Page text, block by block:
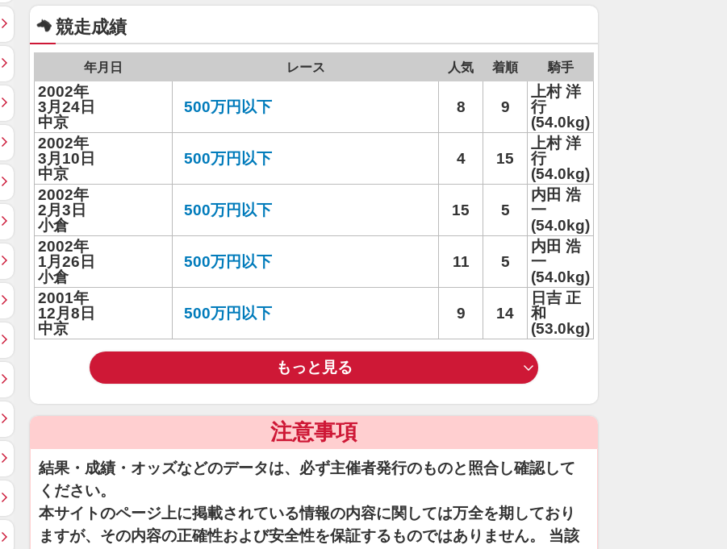
競走成績
年月日 レース 人気 着順 騎手
2002年
3月24日
中京
500万円以下 8 9
上村 洋
行
(54.0kg)
2002年
3月10日
中京
500万円以下 4 15
上村 洋
行
(54.0kg)
2002年
2月3日
小倉
500万円以下 15 5
内田 浩
一
(54.0kg)
2002年
1月26日
小倉
500万円以下 11 5
内田 浩
一
(54.0kg)
2001年
12月8日
中京
500万円以下 9 14
日吉 正
和
(53.0kg)
もっと見る
注意事項
結果・成績・オッズなどのデータは、必ず主催者発行のものと照合し確認して
ください。
本サイトのページ上に掲載されている情報の内容に関しては万全を期しており
ますが、その内容の正確性および安全性を保証するものではありません。 当該